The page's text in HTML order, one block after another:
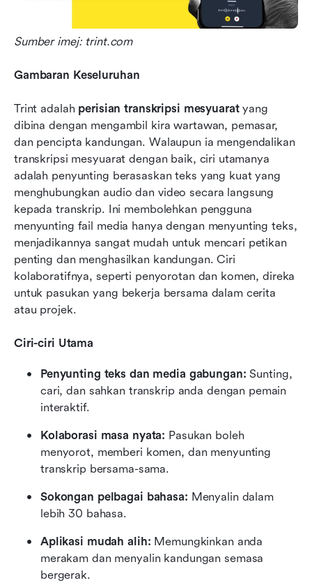
Sumber imej: trint.com
Gambaran Keseluruhan
Trint adalah perisian transkripsi mesyuarat yang
dibina dengan mengambil kira wartawan, pemasar,
dan pencipta kandungan. Walaupun ia mengendalikan
transkripsi mesyuarat dengan baik, ciri utamanya
adalah penyunting berasaskan teks yang kuat yang
menghubungkan audio dan video secara langsung
kepada transkrip. Ini membolehkan pengguna
menyunting fail media hanya dengan menyunting teks,
menjadikannya sangat mudah untuk mencari petikan
penting dan menghasilkan kandungan. Ciri
kolaboratifnya, seperti penyorotan dan komen, direka
untuk pasukan yang bekerja bersama dalam cerita
atau projek.
Ciri-ciri Utama
Penyunting teks dan media gabungan: Sunting,
cari, dan sahkan transkrip anda dengan pemain
interaktif.
Kolaborasi masa nyata: Pasukan boleh
menyorot, memberi komen, dan menyunting
transkrip bersama-sama.
Sokongan pelbagai bahasa: Menyalin dalam
lebih 30 bahasa.
Aplikasi mudah alih: Memungkinkan anda
merakam dan menyalin kandungan semasa
bergerak.